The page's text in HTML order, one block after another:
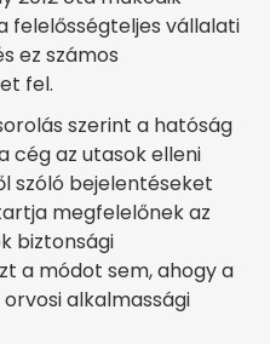
felelősségteljes vállalati
ez számos
fel.
szerint a hatóság
cég az utasok elleni
szóló bejelentéseket
megfelelőnek az
biztonsági
a módot sem, ahogy a
alkalmassági